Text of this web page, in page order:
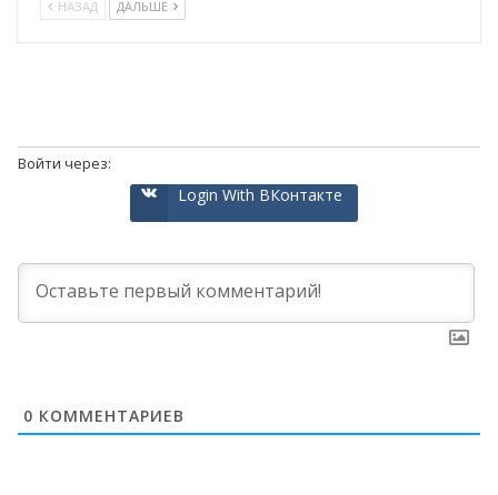
НАЗАД ДАЛЬШЕ
Войти через:
Login With ВКонтакте
0 КОММЕНТАРИЕВ